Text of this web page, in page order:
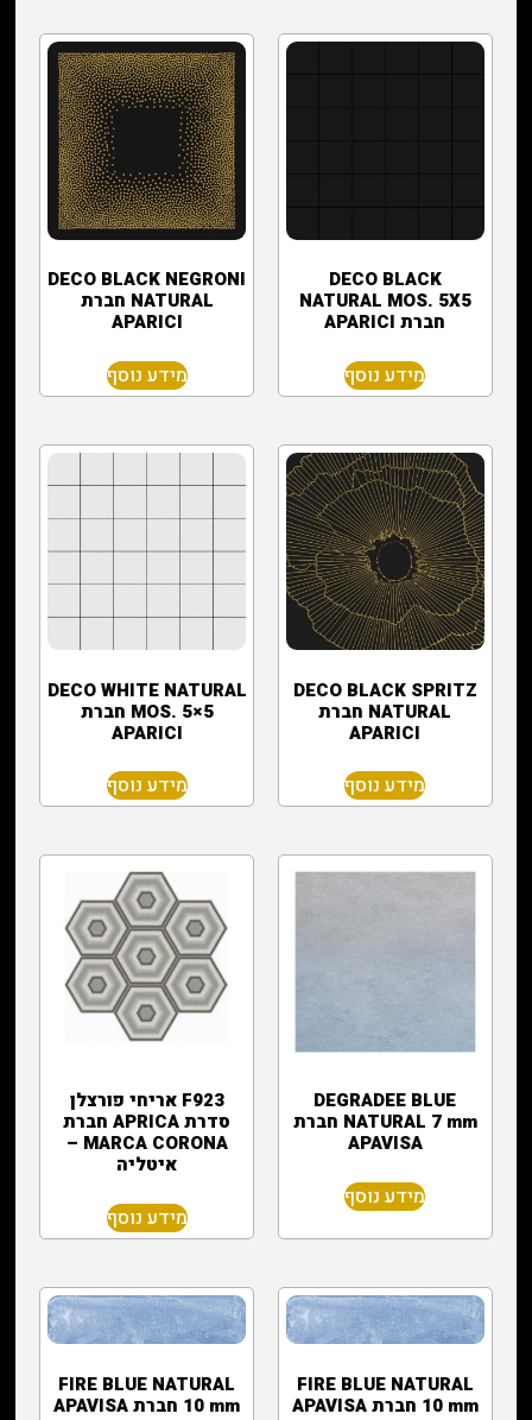
‏DECO BLACK
NATURAL MOS. 5X5
חברת APARICI
מידע נוסף
‏DECO BLACK NEGRONI
NATURAL חברת
APARICI
מידע נוסף
‏DECO BLACK SPRITZ
NATURAL חברת
APARICI
מידע נוסף
‏DECO WHITE NATURAL
MOS. 5×5 חברת
APARICI
מידע נוסף
DEGRADEE BLUE
NATURAL 7 mm חברת
APAVISA
מידע נוסף
F923 אריחי פורצלן
סדרת APRICA חברת
MARCA CORONA –
איטליה
מידע נוסף
FIRE BLUE NATURAL
10 mm חברת APAVISA
FIRE BLUE NATURAL
10 mm חברת APAVISA